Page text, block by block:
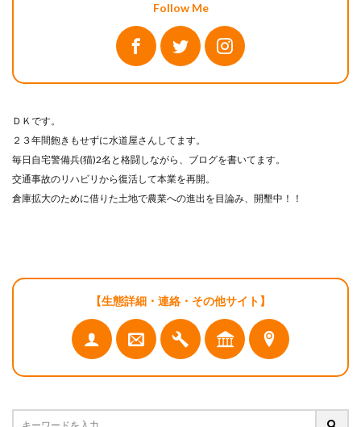
Follow Me
ＤＫです。
２３年間飽きもせずに水道屋さんしてます。
毎日自宅警備兵(猫)2名と格闘しながら、ブログを書いてます。
交通事故のリハビリから復活して本業を再開。
倉庫拡大のために借りた土地で農業への進出を目論み、開墾中！！
【生態詳細・連絡・その他サイト】